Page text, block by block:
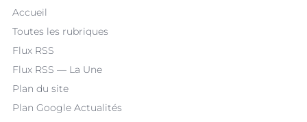
Accueil
Toutes les rubriques
Flux RSS
Flux RSS — La Une
Plan du site
Plan Google Actualités